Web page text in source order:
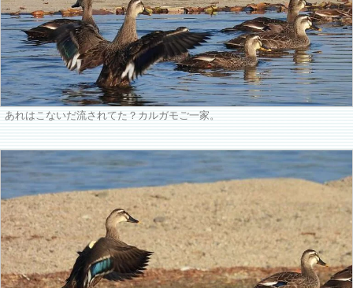
あれはこないだ流されてた？カルガモご一家。